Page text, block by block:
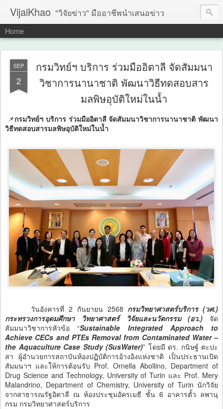
VijaiKhao "วิจัยข่าว" มืออาชีพนำเสนอข่าว
Home
SEP
2
กรมวิทย์ฯ บริการ ร่วมมืออิตาลี จัดสัมมนา
วิชาการนานาชาติ พัฒนาวิธีทดสอบสาร
มลพิษอุบัติใหม่ในน้ำ
📌กรมวิทย์ฯ บริการ ร่วมมืออิตาลี จัดสัมมนาวิชาการนานาชาติ พัฒนา
วิธีทดสอบสารมลพิษอุบัติใหม่ในน้ำ
วันอังคารที่ 2 กันยายน 2568 กรมวิทยาศาสตร์บริการ (วศ.)
กระทรวงการอุดมศึกษา วิทยาศาสตร์ วิจัยและนวัตกรรม (อว.) จัด
สัมมนาวิชาการหัวข้อ “Sustainable Integrated Approach to
Achieve CECs and PTEs Removal from Contaminated Water –
the Aquaculture Case Study (SusWater)” โดยมี ดร. กนิษฐ์ ตะปะ
สา ผู้อำนวยการสถาบันห้องปฏิบัติการอ้างอิงแห่งชาติ เป็นประธานเปิด
สัมมนาฯ และให้การต้อนรับ Prof. Ornella Abollino, Department of
Drug Science and Technology, University of Turin และ Prof. Mery
Malandrino, Department of Chemistry, University of Turin นักวิจัย
จากสาธารณรัฐอิตาลี ณ ห้องประชุมอัครเมธี ชั้น 6 อาคารตั้ว ลพานุ
กรม กรมวิทยาศาสตร์บริการ